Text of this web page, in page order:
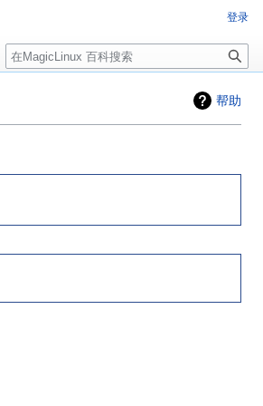
帮助
登录
搜